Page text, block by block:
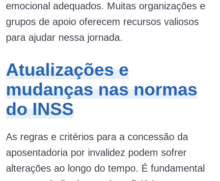
emocional adequados. Muitas organizações e
grupos de apoio oferecem recursos valiosos
para ajudar nessa jornada.
Atualizações e
mudanças nas normas
do INSS
As regras e critérios para a concessão da
aposentadoria por invalidez podem sofrer
alterações ao longo do tempo. É fundamental